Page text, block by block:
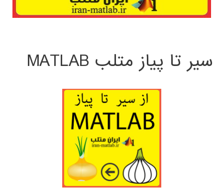
سیر تا پیاز متلب MATLAB